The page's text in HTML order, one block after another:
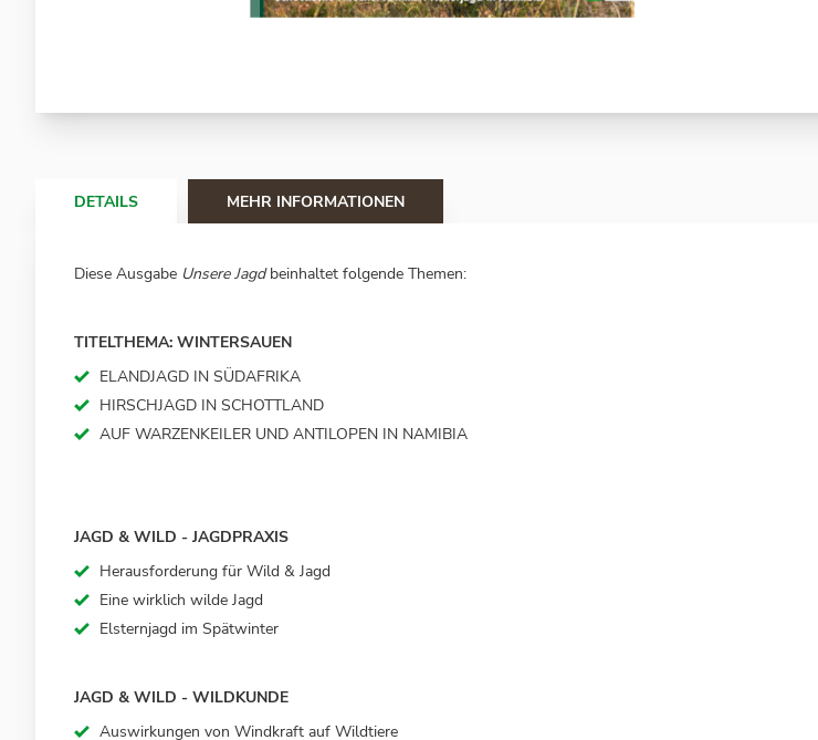
Anfang
DETAILS
Diese Ausgabe Unsere Jagdbeinhaltet folgende Themen:
TITELTHEMA: WINTERSAUEN
ELANDJAGD IN SÜDAFRIKA
HIRSCHJAGD IN SCHOTTLAND
AUF WARZENKEILER UND ANTILOPEN IN NAMIBIA
JAGD & WILD - JAGDPRAXIS
Herausforderung für Wild & Jagd
Eine wirklich wilde Jagd
Elsternjagd im Spätwinter
JAGD & WILD - WILDKUNDE
Auswirkungen von Windkraft auf Wildtiere
MEHR INFORMATIONEN